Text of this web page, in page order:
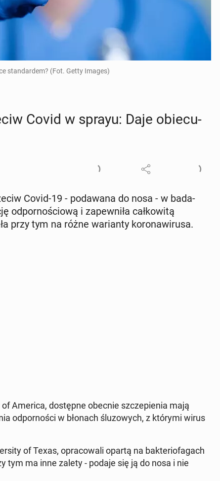
standardem? (Fot. Getty Images)
Covid w sprayu: Daje obie­cu­
Covid-19 - po­da­wa­na do nosa - w ba­da­
od­por­no­ścio­wą i za­pew­ni­ła cał­ko­wi­tą
przy tym na różne wa­rian­ty ko­ro­na­wi­ru­sa.
America, do­stęp­ne obecnie szcze­pie­nia mają
od­por­no­ści w błonach ślu­zo­wych, z którymi wirus
of Texas, opra­co­wa­li opartą na bak­te­rio­fa­gach
tym ma inne zalety - podaje się ją do nosa i nie